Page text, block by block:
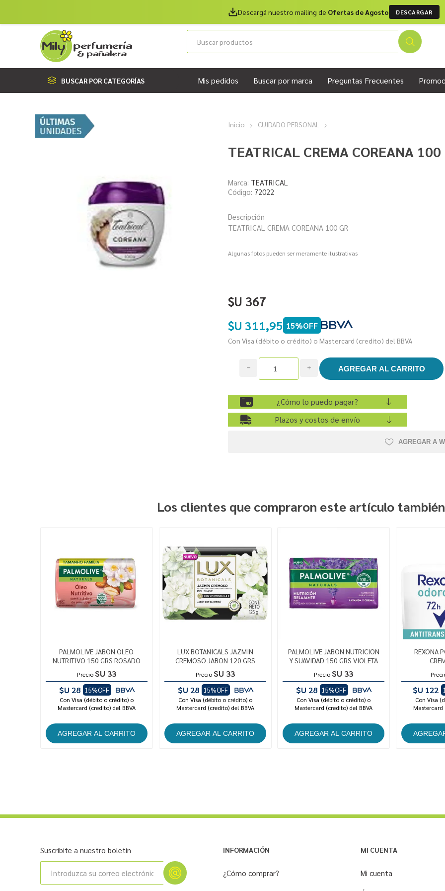
Descargá nuestro mailing de Ofertas de Agosto DESCARGAR
BUSCAR POR CATEGORÍAS Mis pedidos Buscar por marca Preguntas Frecuentes
Inicio CUIDADO PERSONAL
TEATRICAL CREMA COREANA 100
Marca: TEATRICAL
Código: 72022
Descripción
TEATRICAL CREMA COREANA 100 GR
Algunas fotos pueden ser meramente ilustrativas
$U 367
$U 311,95 15%OFF
Con Visa (débito o crédito) o Mastercard (credito) del BBVA
i
h
¿Cómo lo puedo pagar?
Plazos y costos de envío
AGREGAR A
Los clientes que compraron este artículo
PALMOLIVE JABON OLEO
NUTRITIVO 150 GRS ROSADO
Precio $U 33
$U 28
15%OFF
Con Visa (débito o crédito) o
Mastercard (credito) del BBVA
LUX BOTANICALS JAZMIN
CREMOSO JABON 120 GRS
Precio $U 33
$U 28
15%OFF
Con Visa (débito o crédito) o
Mastercard (credito) del BBVA
PALMOLIVE JABON NUTRICION
Y SUAVIDAD 150 GRS VIOLETA
Precio $U 33
$U 28 15%OFF
Con Visa (débito o crédito) o
Mastercard (credito) del BBVA
REXONA
$U 122
Con Visa
Mastercard
Suscribite a nuestro boletín INFORMACIÓN
¿Cómo comprar?
MI CUENTA
Mi cuenta